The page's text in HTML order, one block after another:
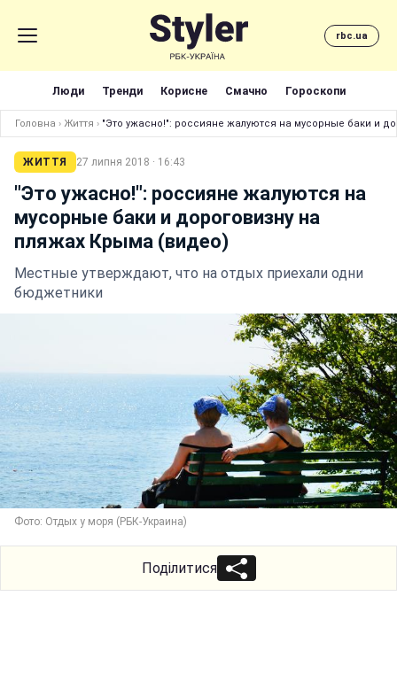
rbc.ua
Люди Тренди Корисне Смачно Гороскопи
Головна › Життя › "Это ужасно!": россияне жалуются на мусорные баки и
ЖИТТЯ 27 липня 2018 · 16:43
"Это ужасно!": россияне жалуются на
мусорные баки и дороговизну на
пляжах Крыма (видео)
Местные утверждают, что на отдых приехали одни
бюджетники
Фото: Отдых у моря (РБК-Украина)
Поділитися